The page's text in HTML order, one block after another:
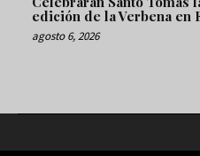
edición de la Verbena en
agosto 6, 2026